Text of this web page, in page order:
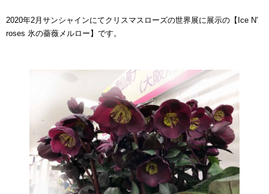
2020年2月サンシャインにてクリスマスローズの世界展に展示の【Ice N'
roses 氷の薔薇メルロー】です。